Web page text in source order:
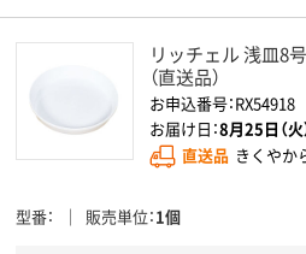
リッチェル 浅皿8
（直送品）
お申込番号：RX54918
お届け日：8月25日（火
直送品 きくやか
型番 販売単位 1個